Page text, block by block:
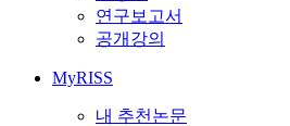
연구보고서
공개강의
MyRISS
내 추천논문